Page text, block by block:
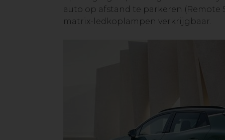
auto op afstand te parkeren (Remote
matrix-ledkoplampen verkrijgbaar.